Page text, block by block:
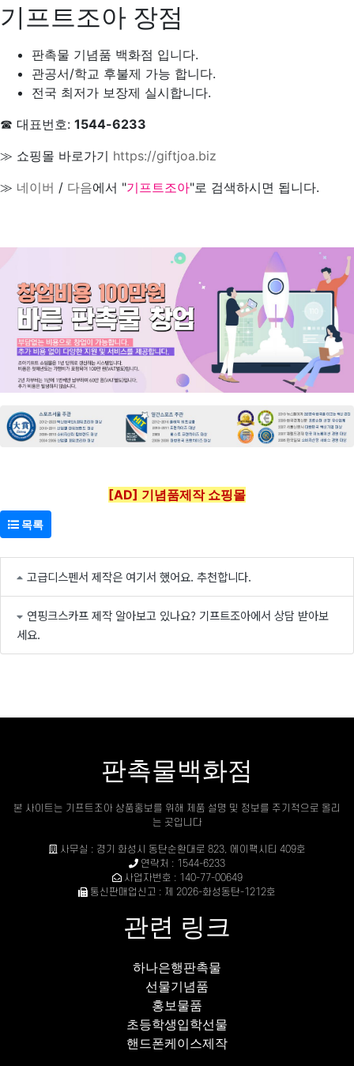
기프트조아 장점
판촉물 기념품 백화점 입니다.
관공서/학교 후불제 가능 합니다.
전국 최저가 보장제 실시합니다.
☎ 대표번호: 1544-6233
≫ 쇼핑몰 바로가기 https://giftjoa.biz
≫ 네이버 / 다음에서 "기프트조아"로 검색하시면 됩니다.
[AD] 기념품제작 쇼핑몰
목록
고급디스펜서 제작은 여기서 했어요. 추천합니다.
연핑크스카프 제작 알아보고 있나요? 기프트조아에서 상담 받아보
세요.
판촉물백화점
본 사이트는 기프트조아 상품홍보를 위해 제품 설명 및 정보를 주기적으로 올리
는 곳입니다
사무실 : 경기 화성시 동탄순환대로 823, 에이팩시티 409호
연락처 : 1544-6233
사업자번호 : 140-77-00649
통신판매업신고 : 제 2026-화성동탄-1212호
관련 링크
하나은행판촉물
선물기념품
홍보물품
초등학생입학선물
핸드폰케이스제작